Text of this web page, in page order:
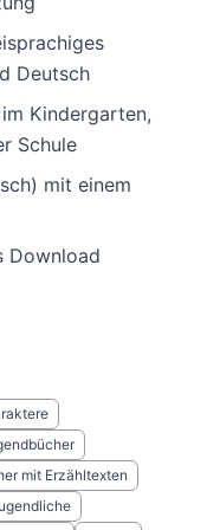
Deutsch
Kindergarten,
Schule
mit einem
Download
mit Erzähltexten